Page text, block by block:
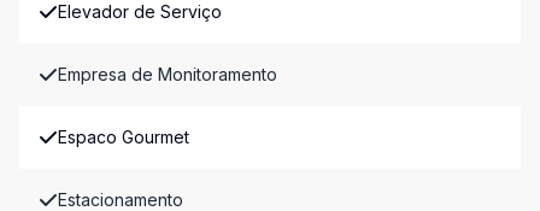
Elevador de Serviço
Empresa de Monitoramento
Espaco Gourmet
Estacionamento